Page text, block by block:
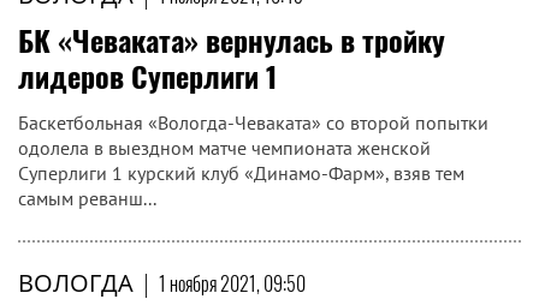
БК «Чеваката» вернулась в тройку
лидеров Суперлиги 1
Баскетбольная «Вологда-Чеваката» со второй попытки
одолела в выездном матче чемпионата женской
Суперлиги 1 курский клуб «Динамо-Фарм», взяв тем
самым реванш...
ВОЛОГДА | 1 ноября 2021, 09:50